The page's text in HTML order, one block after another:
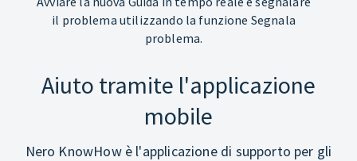
il problema utilizzando la funzione Segnala
problema.
Aiuto tramite l'applicazione
mobile
Nero KnowHow è l'applicazione di supporto per gli